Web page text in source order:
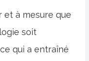
et à mesure que
soit
qui a entraîné